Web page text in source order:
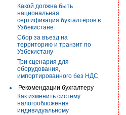
Какой должна быть
национальная
сертификация бухгалтеров в
Узбекистане
Сбор за въезд на
территорию и транзит по
Узбекистану
Три сценария для
оборудования,
импортированного без НДС
Рекомендации бухгалтеру
Как изменить систему
налогообложения
индивидуальному